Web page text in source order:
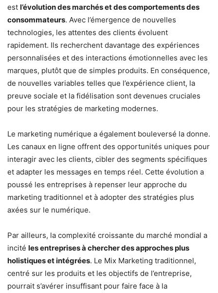
est l’évolution des marchés et des comportements des
consommateurs. Avec l’émergence de nouvelles
technologies, les attentes des clients évoluent
rapidement. Ils recherchent davantage des expériences
personnalisées et des interactions émotionnelles avec les
marques, plutôt que de simples produits. En conséquence,
de nouvelles variables telles que l’expérience client, la
preuve sociale et la fidélisation sont devenues cruciales
pour les stratégies de marketing modernes.
Le marketing numérique a également bouleversé la donne.
Les canaux en ligne offrent des opportunités uniques pour
interagir avec les clients, cibler des segments spécifiques
et adapter les messages en temps réel. Cette évolution a
poussé les entreprises à repenser leur approche du
marketing traditionnel et à adopter des stratégies plus
axées sur le numérique.
Par ailleurs, la complexité croissante du marché mondial a
incité les entreprises à chercher des approches plus
holistiques et intégrées. Le Mix Marketing traditionnel,
centré sur les produits et les objectifs de l’entreprise,
pourrait s’avérer insuffisant pour faire face à la